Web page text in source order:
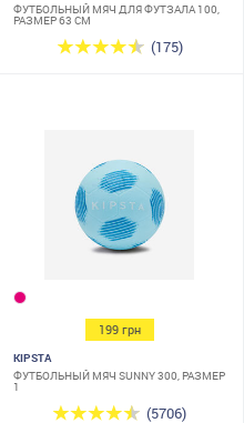
ФУТБОЛЬНЫЙ МЯЧ ДЛЯ ФУТЗАЛА 100,
РАЗМЕР 63 СМ
(175)
199 грн
KIPSTA
ФУТБОЛЬНЫЙ МЯЧ SUNNY 300, РАЗМЕР
1
(5706)